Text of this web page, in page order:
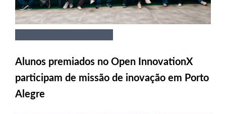
Alunos premiados no Open InnovationX
participam de missão de inovação em Porto
Alegre